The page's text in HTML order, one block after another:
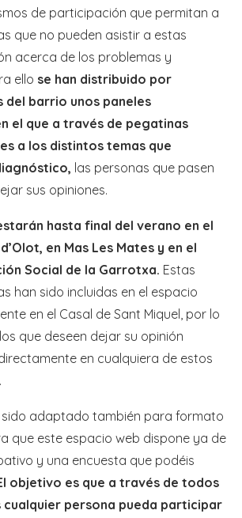
de participación que permitan a
que no pueden asistir a estas
acerca de los problemas y
ello se han distribuido por
del barrio unos paneles
el que a través de pegatinas
a los distintos temas que
las personas que pasen
sus opiniones.
hasta final del verano en el
en Mas Les Mates y en el
Social de la Garrotxa. Estas
han sido incluidas en el espacio
en el Casal de Sant Miquel, por lo
que deseen dejar su opinión
en cualquiera de estos
adaptado también para formato
que este espacio web dispone ya de
y una encuesta que podéis
objetivo es que a través de todos
persona pueda participar